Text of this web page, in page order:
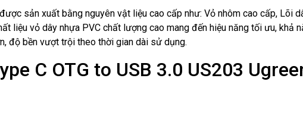
được sản xuất bằng nguyên vật liệu cao cấp như: Vỏ nhôm cao cấp, Lõi
liệu vỏ dây nhựa PVC chất lượng cao mang đến hiệu năng tối ưu, khả
độ bền vượt trội theo thời gian dài sử dụng.
C OTG to USB 3.0 US203